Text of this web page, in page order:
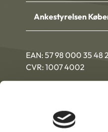
Ankestyrelsen
EAN: 57 98 000 35 48
CVR: 1007 4002